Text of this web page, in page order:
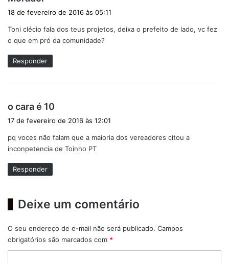
s
e
:
18 de fevereiro de 2016 às 05:11
Toni clécio fala dos teus projetos, deixa o prefeito de lado, vc fez
o que em pró da comunidade?
Responder
o cara é 10
s
e
17 de fevereiro de 2016 às 12:01
pq voces não falam que a maioria dos vereadores citou a
inconpetencia de Toinho PT
Responder
Deixe um comentário
O seu endereço de e-mail não será publicado. Campos
obrigatórios são marcados com *